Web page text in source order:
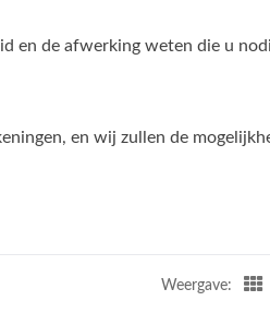
en de afwerking weten die u
en wij zullen de
Weergave: